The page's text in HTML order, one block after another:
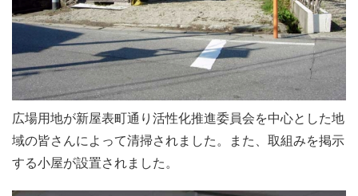
広場用地が新屋表町通り活性化推進委員会を中心とした地
域の皆さんによって清掃されました。また、取組みを掲示
する小屋が設置されました。